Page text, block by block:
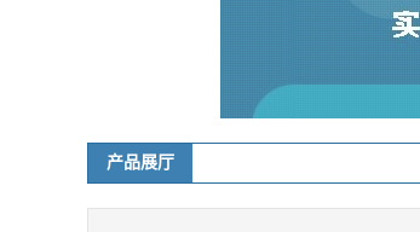
产品展厅